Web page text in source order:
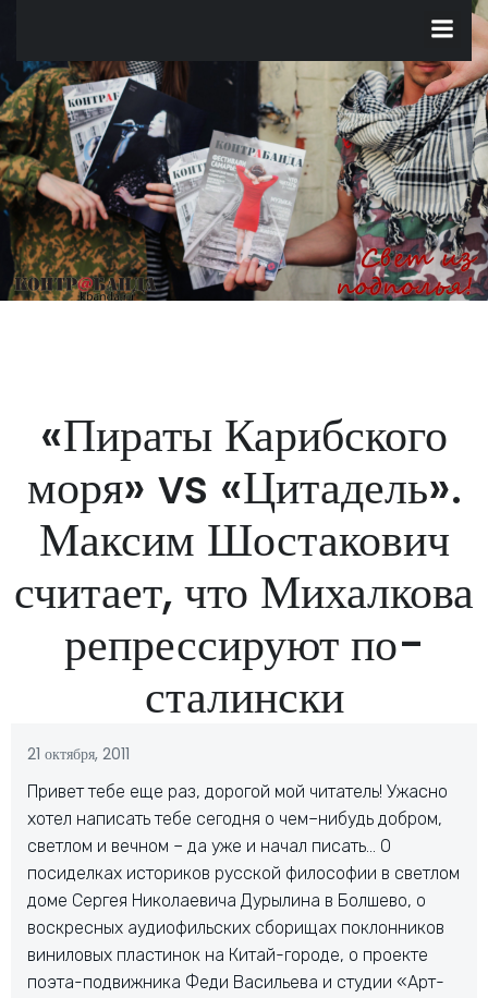
содержимому
«Пираты Карибского
моря» vs «Цитадель».
Максим Шостакович
считает, что Михалкова
репрессируют по-
сталински
21 октября, 2011
Привет тебе еще раз, дорогой мой читатель! Ужасно
хотел написать тебе сегодня о чем–нибудь добром,
светлом и вечном – да уже и начал писать… О
посиделках историков русской философии в светлом
доме Сергея Николаевича Дурылина в Болшево, о
воскресных аудиофильских сборищах поклонников
виниловых пластинок на Китай-городе, о проекте
поэта-подвижника Феди Васильева и студии «Арт-